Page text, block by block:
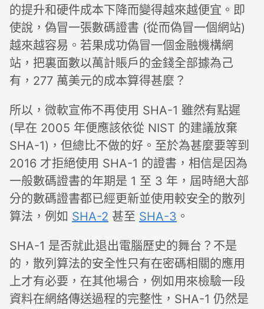
的提升和硬件成本下降而變得越來越便宜。即
使說，偽冒一張數碼證書 (從而偽冒一個網站)
越來越容易。若果成功偽冒一個金融機構網
站，把裏面數以萬計賬戶的金錢全部據為己
有，277 萬美元的成本算得甚麼？
所以，微軟宣佈不再使用 SHA-1 雖然有點遲
(早在 2005 年便應該依從 NIST 的建議放棄
SHA-1)，但總比不做的好。至於為甚麼要等到
2016 才拒絕使用 SHA-1 的證書，相信是因為
一般數碼證書的年期是 1 至 3 年，屆時絕大部
分的數碼證書都已經更新並使用較安全的散列
算法，例如 SHA-2 甚至 SHA-3 。
SHA-1 是否就此退出電腦歷史的舞台？不是
的，散列算法的安全性只有在密碼相關的應用
上才有必要，在其他場合，例如用來檢驗一段
資料在網絡傳送過程的完整性，SHA-1 仍然是